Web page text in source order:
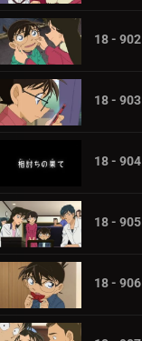
18 - 902
18 - 903
18 - 904
18 - 905
18 - 906